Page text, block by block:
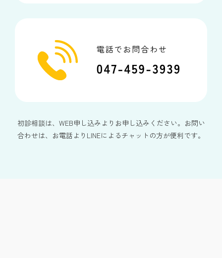
初診相談は、WEB申し込みよりお申し込みください。お問い
合わせは、お電話よりLINEによるチャットの方が便利です。